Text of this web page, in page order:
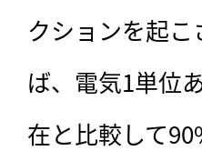
クションを起
ば、電気1単位
在と比較して